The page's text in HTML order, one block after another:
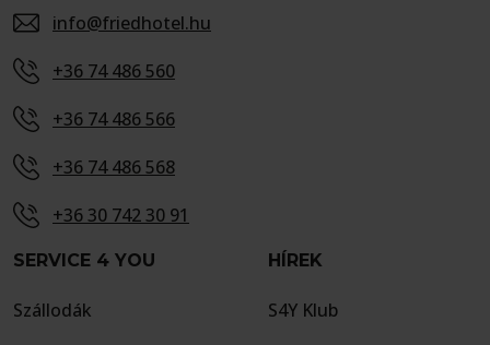
info@friedhotel.hu
+36 74 486 560
+36 74 486 566
+36 74 486 568
+36 30 742 30 91
SERVICE 4 YOU
Szállodák
HÍREK
S4Y Klub